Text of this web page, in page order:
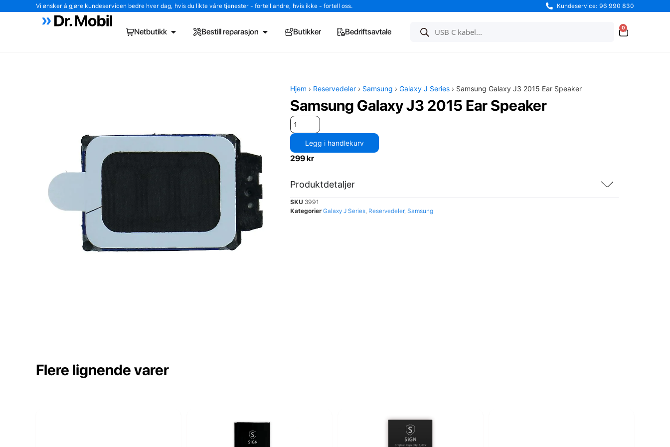
Vi ønsker å gjøre kundeservicen bedre hver dag, hvis du likte våre tjenester - fortell andre, hvis ikke - fortell oss. Kundeservice: 96 990 830
Netbutikk Bestill reparasjon Butikker Bedriftsavtale 0
Hjem › Reservedeler › Samsung › Galaxy J Series › Samsung Galaxy J3 2015 Ear Speaker
Samsung Galaxy J3 2015 Ear Speaker
Legg i handlekurv
299kr
Produktdetaljer
SKU 3991
Kategorier Galaxy J Series, Reservedeler, Samsung
Flere lignende varer